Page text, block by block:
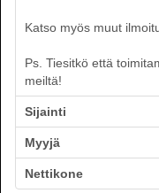
Katso myös muut
Ps. Tiesitkö että
meiltä!
Sijainti
Myyjä
Nettikone